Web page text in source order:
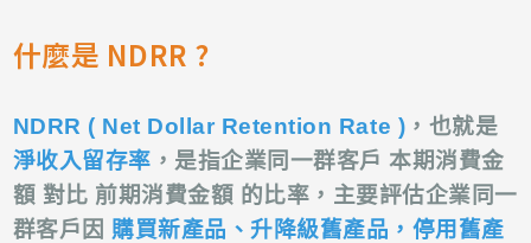
什麼是 NDRR ?
NDRR ( Net Dollar Retention Rate ) ，也就是
淨收入留存率 ，是指企業同一群客戶 本期消費金
額 對比 前期消費金額 的比率，主要評估企業同一
群客戶因 購買新產品、升降級舊產品，停用舊產